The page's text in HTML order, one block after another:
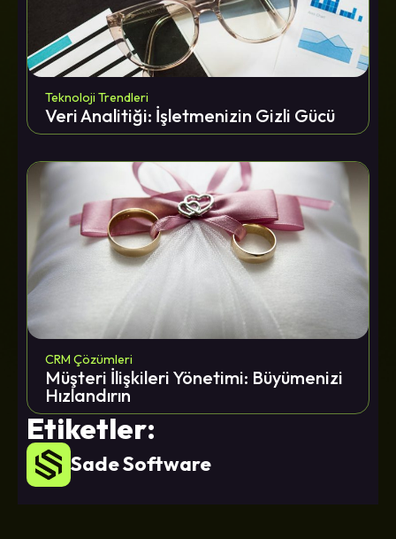
Teknoloji Trendleri
Veri Analitiği: İşletmenizin Gizli Gücü
CRM Çözümleri
Müşteri İlişkileri Yönetimi: Büyümenizi
Hızlandırın
Etiketler:
Sade Software